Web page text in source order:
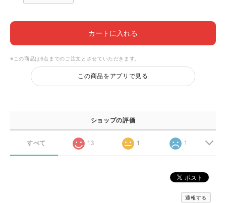
カートに入れる
※この商品は6点までのご注文とさせていただきます。
この商品をアプリで見る
ショップの評価
すべて 13 1 1
通報する